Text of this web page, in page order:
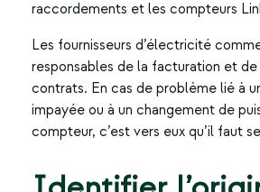
raccordements et les compteurs
Les fournisseurs d’électricité
responsables de la facturation et
contrats. En cas de problème lié à
impayée ou à un changement de
compteur, c’est vers eux qu’il faut